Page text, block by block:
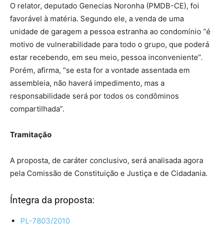
O relator, deputado Genecias Noronha (PMDB-CE), foi
favorável à matéria. Segundo ele, a venda de uma
unidade de garagem a pessoa estranha ao condomínio “é
motivo de vulnerabilidade para todo o grupo, que poderá
estar recebendo, em seu meio, pessoa inconveniente”.
Porém, afirma, “se esta for a vontade assentada em
assembleia, não haverá impedimento, mas a
responsabilidade será por todos os condôminos
compartilhada”.
Tramitação
A proposta, de caráter conclusivo, será analisada agora
pela Comissão de Constituição e Justiça e de Cidadania.
Íntegra da proposta:
PL-7803/2010